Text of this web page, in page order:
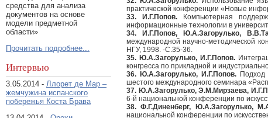
средства для анализа
документов на основе
модели предметной
области»
Прочитать подробнее...
Интервью
3.05.2014 - Ллорет де Мар –
жемчужина испанского
побережья Коста Брава
практической конференции «Новые
33. И.Г.Попов.Компьютерная
информационные технологии в
34. И.Г.Попов, Ю.А.Загорулько,
международной научно-методической
НГУ, 1998. -С.35-36.
35. Ю.А.Загорулько, И.Г.Попов.
конгресса по прикладной и
36. Ю.А.Загорулько, И.Г.Попов. Подход
шестого международного семинара
37. Ю.А.Загорулько, Э.М.Мирзаева,
6-й национальной конференции по
38. Ф.Г.Диненберг, Ю.А.Загорулько,
национальной конференции по